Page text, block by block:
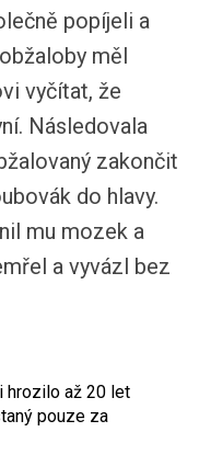
popíjeli a
měl
vyčítat, že
Následovala
zakončit
do hlavy.
mu mozek a
a vyvázl bez
hrozilo až 20 let
pouze za